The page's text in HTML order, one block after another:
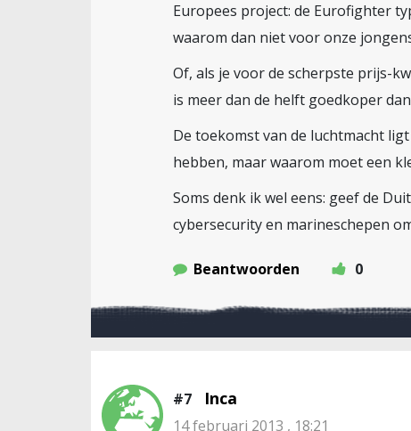
Europees project: de Eurofighter
waarom dan niet voor onze
Of, als je voor de scherpste prijs-
is meer dan de helft goedkoper
De toekomst van de luchtmacht
hebben, maar waarom moet een
Soms denk ik wel eens: geef de
cybersecurity en marineschepen
Beantwoorden 0
#7 Inca
14 februari 2013 , 18:21